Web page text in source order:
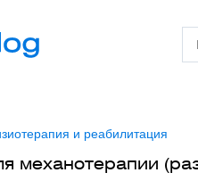
и реабилитация
механотерапии